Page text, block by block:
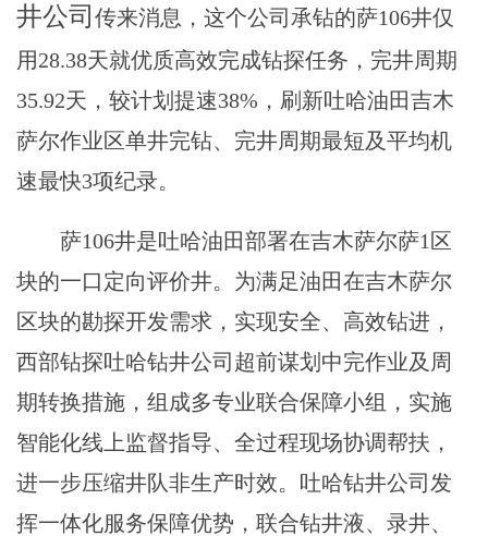
井公司 传来消息，这个公司承钻的萨106井仅
用28.38天就优质高效完成钻探任务，完井周期
35.92天，较计划提速38%，刷新吐哈油田吉木
萨尔作业区单井完钻、完井周期最短及平均机
速最快3项纪录。
萨106井是吐哈油田部署在吉木萨尔萨1区
块的一口定向评价井。为满足油田在吉木萨尔
区块的勘探开发需求，实现安全、高效钻进，
西部钻探吐哈钻井公司超前谋划中完作业及周
期转换措施，组成多专业联合保障小组，实施
智能化线上监督指导、全过程现场协调帮扶，
进一步压缩井队非生产时效。吐哈钻井公司发
挥一体化服务保障优势，联合钻井液、录井、